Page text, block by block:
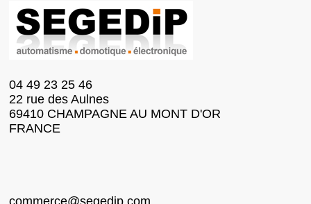
04 49 23 25 46
22 rue des Aulnes
69410 CHAMPAGNE AU MONT D'OR
FRANCE
commerce@segedip.com